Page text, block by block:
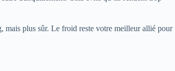
mais plus sûr. Le froid reste votre meilleur allié pour